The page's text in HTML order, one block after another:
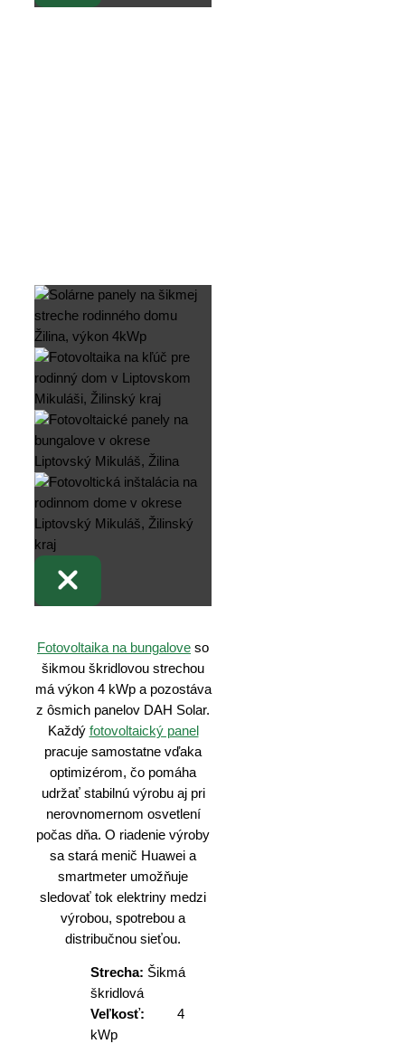
Fotovoltaika na bungalove so
šikmou škridlovou strechou
má výkon 4 kWp a pozostáva
z ôsmich panelov DAH Solar.
Každý fotovoltaický panel
pracuje samostatne vďaka
optimizérom, čo pomáha
udržať stabilnú výrobu aj pri
nerovnomernom osvetlení
počas dňa. O riadenie výroby
sa stará menič Huawei a
smartmeter umožňuje
sledovať tok elektriny medzi
výrobou, spotrebou a
distribučnou sieťou.
Strecha: Šikmá
škridlová
Veľkosť: 4
kWp